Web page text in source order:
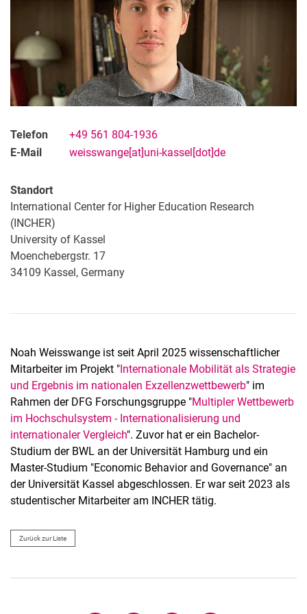
Team
Service-Bereiche
Telefon
+49 561 804-1936
E-Mail
weisswange[at]uni-kassel[dot]de
Standort
International Center for Higher Education Research
(INCHER)
University of Kassel
Moenchebergstr. 17
34109 Kassel, Germany
Noah Weisswange ist seit April 2025 wissenschaftlicher
Mitarbeiter im Projekt "Internationale Mobilität als Strategie
und Ergebnis im nationalen Exzellenzwettbewerb" im
Rahmen der DFG Forschungsgruppe "Multipler Wettbewerb
im Hochschulsystem - Internationalisierung und
internationaler Vergleich". Zuvor hat er ein Bachelor-
Studium der BWL an der Universität Hamburg und ein
Master-Studium "Economic Behavior and Governance" an
der Universität Kassel abgeschlossen. Er war seit 2023 als
studentischer Mitarbeiter am INCHER tätig.
Zurück zur Liste